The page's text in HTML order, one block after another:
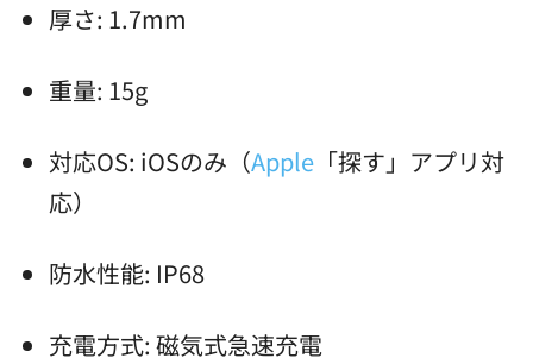
厚さ: 1.7mm
重量: 15g
対応OS: iOSのみ（Apple 「探す」アプリ対
応）
防水性能: IP68
充電方式: 磁気式急速充電